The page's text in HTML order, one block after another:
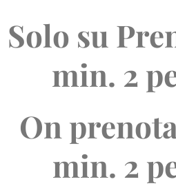
Solo su
min. 2
On
min. 2